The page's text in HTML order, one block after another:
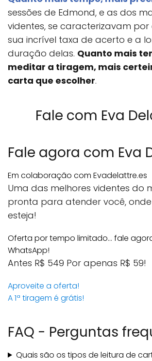
sessões de Edmond, e as dos
videntes, se caracterizavam por
sua incrível taxa de acerto e a
duração delas. Quanto mais
meditar a tiragem, mais
carta que escolher.
Fale com Eva
Fale agora com Eva
Em colaboração com Evadelattre.es
Uma das melhores videntes do
pronta para atender você,
esteja!
Oferta por tempo limitado... fale
WhatsApp!
Antes R$ 549 Por apenas R$ 59!
Aproveite a oferta!
A 1ª tiragem é grátis!
FAQ - Perguntas
Quais são os tipos de leitura de